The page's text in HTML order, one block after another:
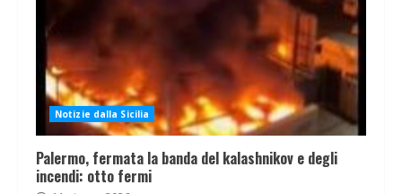
Notizie dalla Sicilia
Palermo, fermata la banda del kalashnikov e degli
incendi: otto fermi